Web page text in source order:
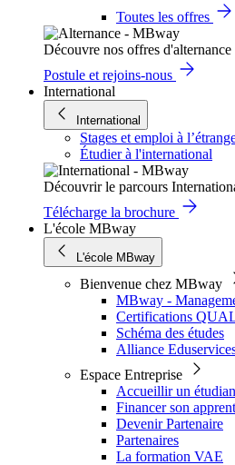
Toutes les offres
Découvre nos offres d'alternance
Postule et rejoins-nous
International
International
Stages et emploi à
Étudier à l'international
Découvrir le parcours
Télécharge la brochure
L'école MBway
L'école MBway
Bienvenue chez MBway
MBway -
Certifications
Schéma des études
Alliance
Espace Entreprise
Accueillir un
Financer son
Devenir Partenaire
Partenaires
La formation VAE